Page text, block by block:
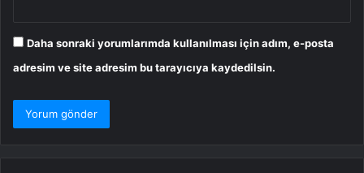
Daha sonraki yorumlarımda kullanılması için adım, e-posta
adresim ve site adresim bu tarayıcıya kaydedilsin.